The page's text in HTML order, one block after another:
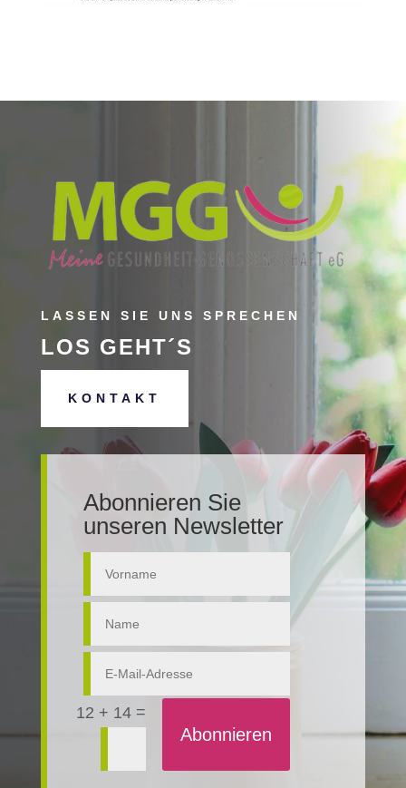
LASSEN SIE UNS SPRECHEN
LOS GEHT´S
KONTAKT
Abonnieren Sie
unseren Newsletter
12 + 14 =
Abonnieren